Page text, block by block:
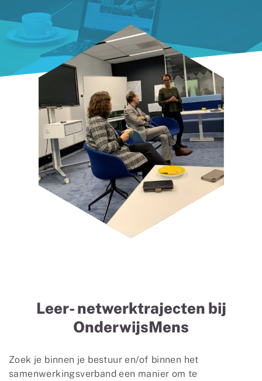
Leer- netwerktrajecten bij
OnderwijsMens
Zoek je binnen je bestuur en/of binnen het
samenwerkingsverband een manier om te